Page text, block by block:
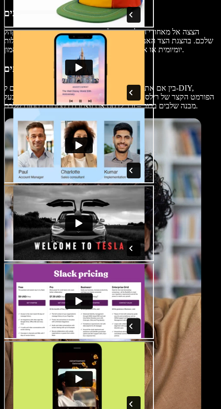
סרטוני מאחורי הקלעים
הצצה אל מאחורי הקלעים ברילס יוצרת חיבור עמוק יותר עם הקהל
שלכם. בהצגת הצד האנושי של העסק – בין אם זה תהליך יצירה, פעילות
יומיומית או אינטראקציה בין חברי הצוות – אפשר לבנות אמון.
סרטוני הדרכה וטיפים
בין אם אתם משתפים מתכונים, טיפים ליופי או פרויקטים ל-DIY,
הפורמט הקצר של רילס אידיאלי להעברת תוכן הדרכתי מהיר, נגיש ובעל
מבנה שלבים ברור – וכך לבסס את עצמכם כסמכות בתחום שלכם.